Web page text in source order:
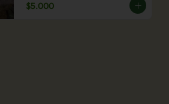
$5.000